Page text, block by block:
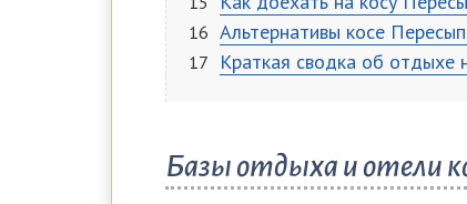
Альтернативы косе
Краткая сводка об отдыхе
Базы отдыха и отели